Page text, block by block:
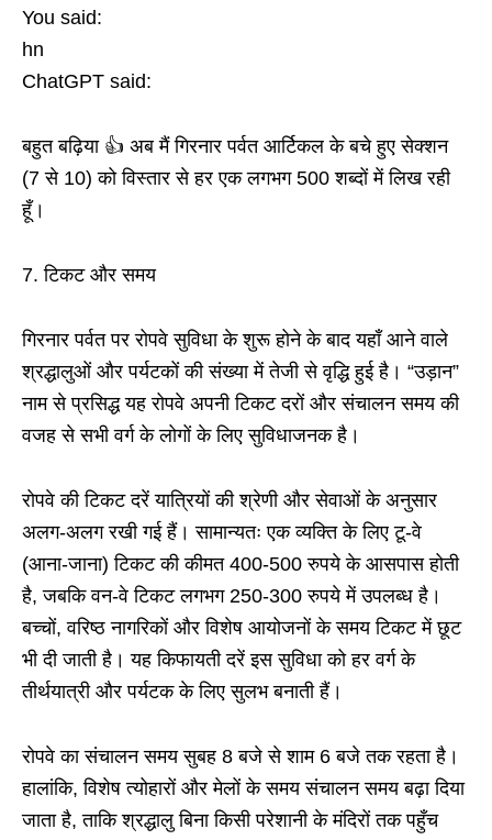
You said:
hn
ChatGPT said:
बहुत बढ़िया 👍 अब मैं गिरनार पर्वत आर्टिकल के बचे हुए सेक्शन
(7 से 10) को विस्तार से हर एक लगभग 500 शब्दों में लिख रही
हूँ।
7. टिकट और समय
गिरनार पर्वत पर रोपवे सुविधा के शुरू होने के बाद यहाँ आने वाले
श्रद्धालुओं और पर्यटकों की संख्या में तेजी से वृद्धि हुई है। “उड़ान”
नाम से प्रसिद्ध यह रोपवे अपनी टिकट दरों और संचालन समय की
वजह से सभी वर्ग के लोगों के लिए सुविधाजनक है।
रोपवे की टिकट दरें यात्रियों की श्रेणी और सेवाओं के अनुसार
अलग-अलग रखी गई हैं। सामान्यतः एक व्यक्ति के लिए टू-वे
(आना-जाना) टिकट की कीमत 400-500 रुपये के आसपास होती
है, जबकि वन-वे टिकट लगभग 250-300 रुपये में उपलब्ध है।
बच्चों, वरिष्ठ नागरिकों और विशेष आयोजनों के समय टिकट में छूट
भी दी जाती है। यह किफायती दरें इस सुविधा को हर वर्ग के
तीर्थयात्री और पर्यटक के लिए सुलभ बनाती हैं।
रोपवे का संचालन समय सुबह 8 बजे से शाम 6 बजे तक रहता है।
हालांकि, विशेष त्योहारों और मेलों के समय संचालन समय बढ़ा दिया
जाता है, ताकि श्रद्धालु बिना किसी परेशानी के मंदिरों तक पहुँच